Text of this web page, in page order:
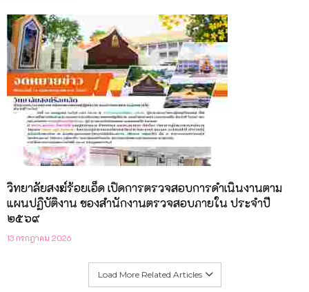
วิทยาลัยสงฆ์ร้อยเอ็ด เปิดการตรวจสอบการดำเนินงานตาม
แผนปฏิบัติงาน ของสำนักงานตรวจสอบภายใน ประจำปี
๒๕๖๙
13 กรกฎาคม 2026
Load More Related Articles